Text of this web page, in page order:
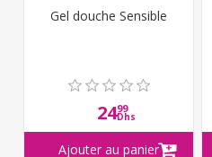
Gel douche Sensible
2499
Dhs